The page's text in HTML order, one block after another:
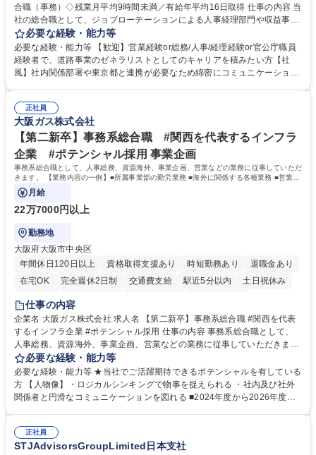
合職（事務）◇残業月平均9時間未満／有給年平均16日取得 仕事の内容 当
社の総合職として、ジョブローテーションによる人事経理部門や収益事業
等のフロント部門の部署等幅広い部署での業務をお任せいたします。研修
制度やキャリア支援が充実しております！ ※下記業務詳細 【業務詳細】■
管理部門：広報、人事、経理など当公社の運営に係る管理業務 ■収益部
門：駐車場の新規開拓、管理運営、新宿駅西口広場の「イベントコーナ
道路施設や道路工事現場の見学ツアー事業 ※入社後は上記いずれかの部門
へ配属。※業務内容変更の範囲：会社の定める業務 募集職種 【都庁グル
ープ】総合職（事務）◇残業月平均9時間未満／有給年平均16日取得
必要な経験・能力等
必要な経験・能力等 【歓迎】営業経験or総務/人事/経理経験or官公庁職員
経験者で、道路事業のゼネラリストとしてのキャリアを積みたい方【社
風】社内関係部署や東京都と連携が必要なため綿密にコミュニケーション
部門など多岐に渡る業務を経験できます。 ■様々なプロジェクト：駐車場
事業の他、新宿駅西口広場内に設置された照明を兼ねた広告「ブライトサ
イン」の管理運営を行うなど、事業収益を生み出す活動を積極的に行って
います。 学歴・資格 学歴：大学院 大学 高専 短大 専修学校 高校 語学力：
資格：
正社員
大阪ガス株式会社
【第二新卒】事務系総合職 #関西を代表するインフラ
企業 #ポテンシャル採用 事業企画
事務系総合職として、人事総務、資源海外、事業企画、営業などの業務に従事していただ
きます。 【業務内容の一例】■所属事業部の勤労業務 ■海外に関係する各種業務 ■営業部
門の企画スタッフ、ルート営業
月給
22万7000円以上
勤務地
大阪府大阪市中央区
年間休日120日以上
資格取得支援あり 時短勤務あり
退職金あり
在宅OK
完全週休2日制 交通費支給 駅近5分以内
土日祝休み
服装自由
第二新卒歓迎
仕事の内容
企業名 大阪ガス株式会社 求人名 【第二新卒】事務系総合職 #関西を代表
するインフラ企業 #ポテンシャル採用 仕事の内容 事務系総合職として、
人事総務、資源海外、事業企画、営業などの業務に従事していただきま
す。 【業務内容の一例】■所属事業部の勤労業務 ■海外に関係する各種業
務 ■営業部門の企画スタッフ、ルート営業 【キャリアパス】入社後の配属
ポジションで一定期間ご活躍頂いた後、本人の適性及び将来のキャリアを
鑑みてジョブローテーションを行います。 【育成】OJTでの現場育成や研
表するインフラ企業 #ポテンシャル採用
必要な経験・能力等
必要な経験・能力等 ★当社でご活躍期待できるポテンシャルを有している
方 【人物像】・ロジカルシンキングで物事を捉えられる ・社内及び社外
関係者と円滑なコミュニケーションを図れる ■2024年度から2026年度ま
72.html ■エネルギーセキュリティの不安定化や気候変動による自然災害の
甚大化など、これまで以上に社会課題解決の重要性が高まっています。
正社員
STJAdvisorsGroupLimited日本支社